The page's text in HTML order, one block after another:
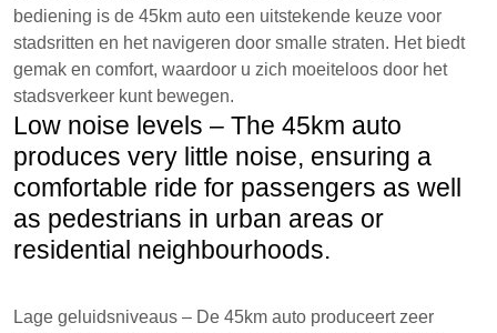
bediening is de 45km auto een uitstekende keuze voor
stadsritten en het navigeren door smalle straten. Het biedt
gemak en comfort, waardoor u zich moeiteloos door het
stadsverkeer kunt bewegen.
Low noise levels – The 45km auto
produces very little noise, ensuring a
comfortable ride for passengers as well
as pedestrians in urban areas or
residential neighbourhoods.
Lage geluidsniveaus – De 45km auto produceert zeer